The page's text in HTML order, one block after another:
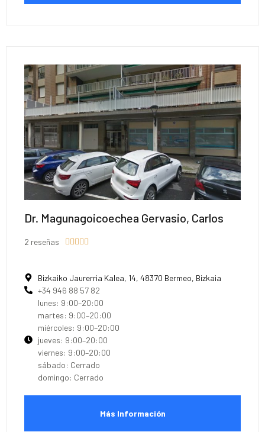
Dr. Magunagoicoechea Gervasio, Carlos
2 reseñas     
Bizkaiko Jaurerria Kalea, 14, 48370 Bermeo, Bizkaia
+34 946 88 57 82
lunes: 9:00–20:00
martes: 9:00–20:00
miércoles: 9:00–20:00
jueves: 9:00–20:00
viernes: 9:00–20:00
sábado: Cerrado
domingo: Cerrado
Más Información